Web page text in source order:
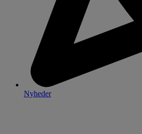
Nyheder